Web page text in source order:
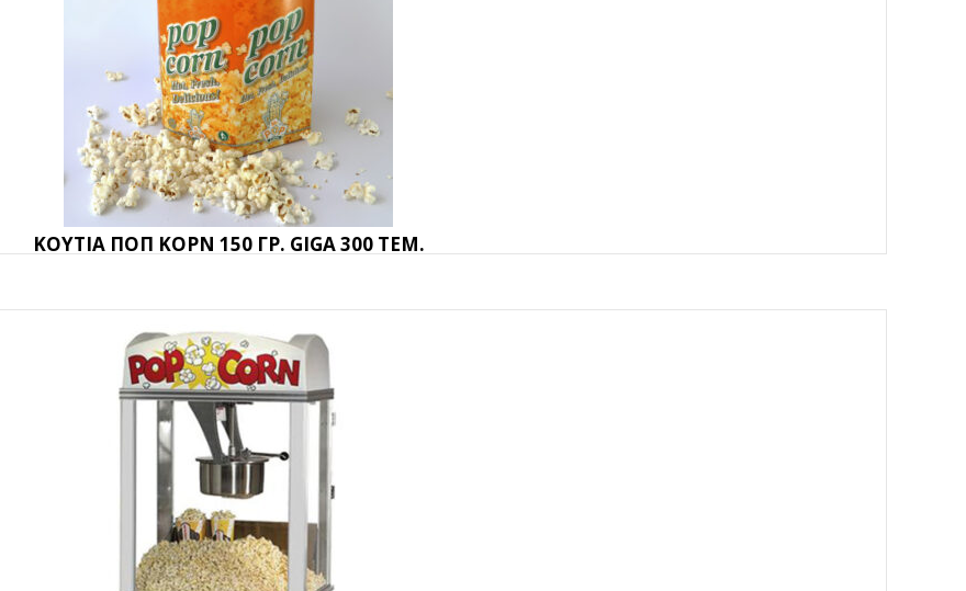
ΚΟΥΤΙΑ ΠΟΠ ΚΟΡΝ 150 ΓΡ. GIGA 300 ΤΕΜ.